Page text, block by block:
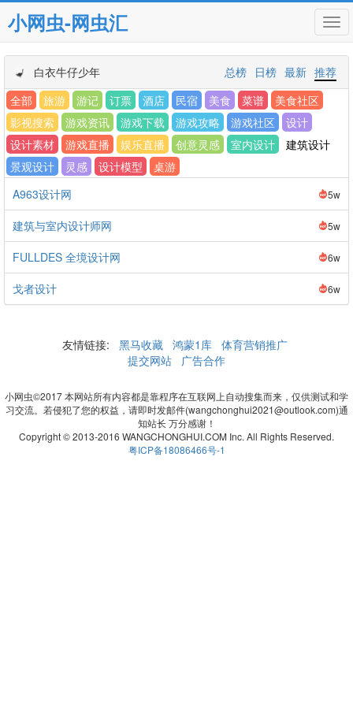
小网虫-网虫汇
白衣牛仔少年 推荐
最新
日榜
总榜
全部
旅游 游记 订票 酒店 民宿 美食 菜谱
美食社区
影视搜索
游戏资讯 游戏下载 游戏攻略 游戏社区
设计
设计素材
游戏直播 娱乐直播 创意灵感 室内设计
建筑设计
景观设计
灵感 设计模型
桌游
A963设计网
5w
建筑与室内设计师网 5w
FULLDES 全境设计网 6w
戈者设计 6w
友情链接: 黑马收藏 鸿蒙1库 体育营销推广
提交网站
广告合作
小网虫©2017 本网站所有内容都是靠程序在互联网上自动搜集而来，仅供测试和学
习交流。若侵犯了您的权益，请即时发邮件(wangchonghui2021@outlook.com)通
知站长 万分感谢！
Copyright © 2013-2016 WANGCHONGHUI.COM Inc. All Rights Reserved.
粤ICP备18086466号-1